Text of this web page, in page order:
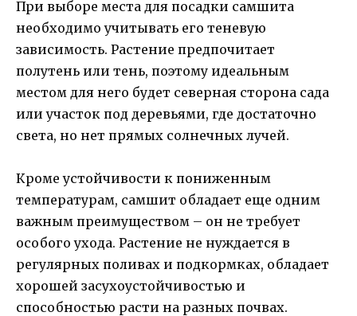
При выборе места для посадки самшита
необходимо учитывать его теневую
зависимость. Растение предпочитает
полутень или тень, поэтому идеальным
местом для него будет северная сторона сада
или участок под деревьями, где достаточно
света, но нет прямых солнечных лучей.
Кроме устойчивости к пониженным
температурам, самшит обладает еще одним
важным преимуществом – он не требует
особого ухода. Растение не нуждается в
регулярных поливах и подкормках, обладает
хорошей засухоустойчивостью и
способностью расти на разных почвах.